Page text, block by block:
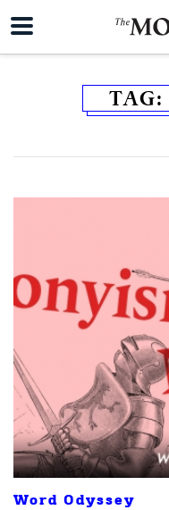
TAG:
Word Odyssey